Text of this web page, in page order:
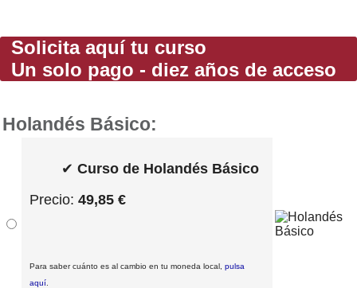
Solicita aquí tu curso
Un solo pago - diez años de acceso
Holandés Básico:
✔ Curso de Holandés Básico
Precio: 49,85 €
Para saber cuánto es al cambio en tu moneda local, pulsa
aquí